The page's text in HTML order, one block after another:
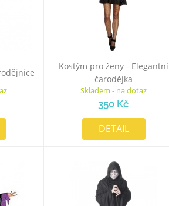
Kostým pro ženy - Elegantní
čarodějka
Skladem - na dotaz
350 Kč
DETAIL